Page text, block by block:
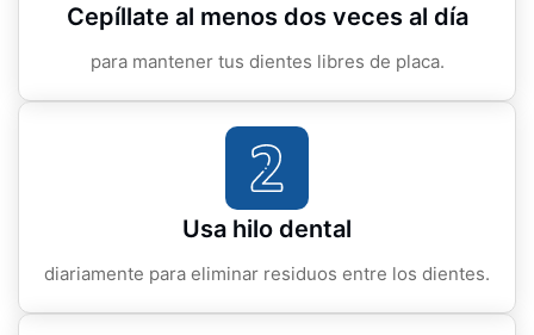
Cepíllate al menos dos veces al día
para mantener tus dientes libres de placa.
Usa hilo dental
diariamente para eliminar residuos entre los dientes.